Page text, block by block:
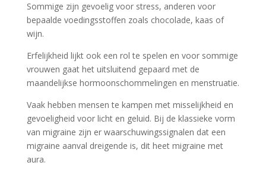
Sommige zijn gevoelig voor stress, anderen voor
bepaalde voedingsstoffen zoals chocolade, kaas of
wijn.
Erfelijkheid lijkt ook een rol te spelen en voor sommige
vrouwen gaat het uitsluitend gepaard met de
maandelijkse hormoonschommelingen en menstruatie.
Vaak hebben mensen te kampen met misselijkheid en
gevoeligheid voor licht en geluid. Bij de klassieke vorm
van migraine zijn er waarschuwingssignalen dat een
migraine aanval dreigende is, dit heet migraine met
aura.